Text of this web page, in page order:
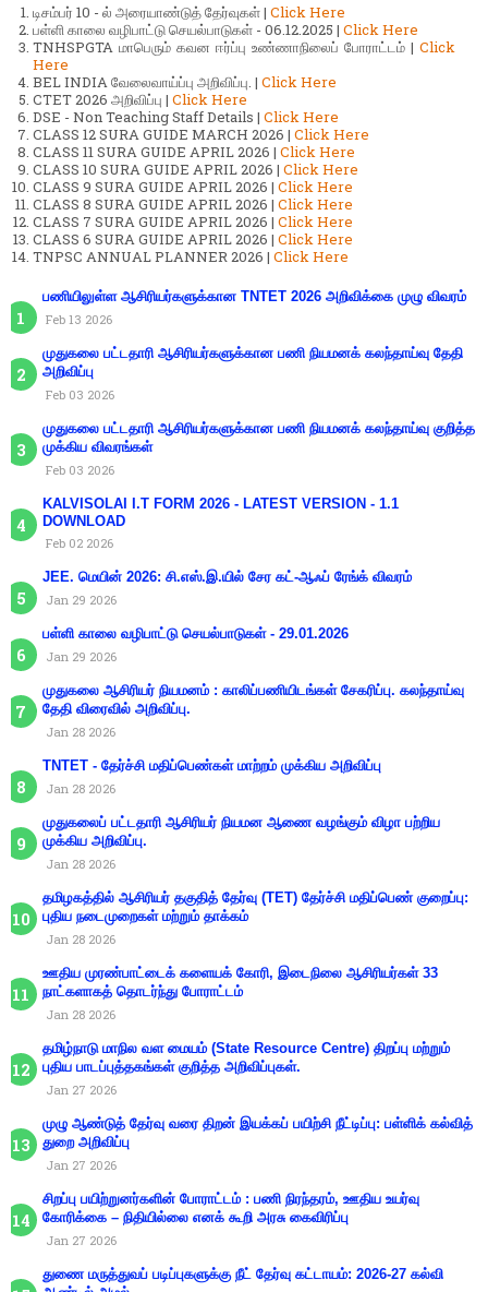
டிசம்பர் 10 - ல் அரையாண்டுத் தேர்வுகள் | Click Here
பள்ளி காலை வழிபாட்டு செயல்பாடுகள் - 06.12.2025 | Click Here
TNHSPGTA மாபெரும் கவன ஈர்ப்பு உண்ணாநிலைப் போராட்டம் | Click
Here
BEL INDIA வேலைவாய்ப்பு அறிவிப்பு. | Click Here
CTET 2026 அறிவிப்பு | Click Here
DSE - Non Teaching Staff Details | Click Here
CLASS 12 SURA GUIDE MARCH 2026 | Click Here
CLASS 11 SURA GUIDE APRIL 2026 | Click Here
CLASS 10 SURA GUIDE APRIL 2026 | Click Here
CLASS 9 SURA GUIDE APRIL 2026 | Click Here
CLASS 8 SURA GUIDE APRIL 2026 | Click Here
CLASS 7 SURA GUIDE APRIL 2026 | Click Here
CLASS 6 SURA GUIDE APRIL 2026 | Click Here
TNPSC ANNUAL PLANNER 2026 | Click Here
பணியிலுள்ள ஆசிரியர்களுக்கான TNTET 2026 அறிவிக்கை முழு விவரம்
Feb 13 2026
முதுகலை பட்டதாரி ஆசிரியர்களுக்கான பணி நியமனக் கலந்தாய்வு தேதி
அறிவிப்பு
Feb 03 2026
முதுகலை பட்டதாரி ஆசிரியர்களுக்கான பணி நியமனக் கலந்தாய்வு குறித்த
முக்கிய விவரங்கள்
Feb 03 2026
KALVISOLAI I.T FORM 2026 - LATEST VERSION - 1.1
DOWNLOAD
Feb 02 2026
JEE. மெயின் 2026: சி.எஸ்.இ.யில் சேர கட்-ஆஃப் ரேங்க் விவரம்
Jan 29 2026
பள்ளி காலை வழிபாட்டு செயல்பாடுகள் - 29.01.2026
Jan 29 2026
முதுகலை ஆசிரியர் நியமனம் : காலிப்பணியிடங்கள் சேகரிப்பு. கலந்தாய்வு
தேதி விரைவில் அறிவிப்பு.
Jan 28 2026
TNTET - தேர்ச்சி மதிப்பெண்கள் மாற்றம் முக்கிய அறிவிப்பு
Jan 28 2026
முதுகலைப் பட்டதாரி ஆசிரியர் நியமன ஆணை வழங்கும் விழா பற்றிய
முக்கிய அறிவிப்பு.
Jan 28 2026
தமிழகத்தில் ஆசிரியர் தகுதித் தேர்வு (TET) தேர்ச்சி மதிப்பெண் குறைப்பு:
புதிய நடைமுறைகள் மற்றும் தாக்கம்
Jan 28 2026
ஊதிய முரண்பாட்டைக் களையக் கோரி, இடைநிலை ஆசிரியர்கள் 33
நாட்களாகத் தொடர்ந்து போராட்டம்
Jan 28 2026
தமிழ்நாடு மாநில வள மையம் (State Resource Centre) திறப்பு மற்றும்
புதிய பாடப்புத்தகங்கள் குறித்த அறிவிப்புகள்.
Jan 27 2026
முழு ஆண்டுத் தேர்வு வரை திறன் இயக்கப் பயிற்சி நீட்டிப்பு: பள்ளிக் கல்வித்
துறை அறிவிப்பு
Jan 27 2026
சிறப்பு பயிற்றுனர்களின் போராட்டம் : பணி நிரந்தரம், ஊதிய உயர்வு
கோரிக்கை – நிதியில்லை எனக் கூறி அரசு கைவிரிப்பு
Jan 27 2026
துணை மருத்துவப் படிப்புகளுக்கு நீட் தேர்வு கட்டாயம்: 2026-27 கல்வி